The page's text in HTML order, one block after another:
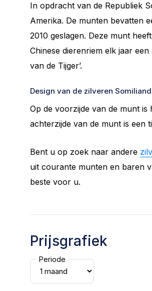
In opdracht van de Republiek
Amerika. De munten bevatten
2010 geslagen. Deze munt
Chinese dierenriem elk jaar
van de Tijger’.
Design van de zilveren
Op de voorzijde van de munt is
achterzijde van de munt is een
Bent u op zoek naar andere
uit courante munten en baren
beste voor u.
Prijsgrafiek
Periode